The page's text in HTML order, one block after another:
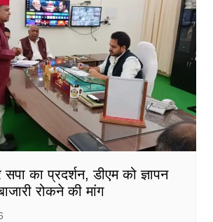
का प्रदर्शन, डीएम को ज्ञापन
रोकने की मांग